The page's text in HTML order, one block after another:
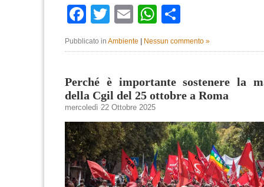
Facebook
TwitterEmailWhatsApp
Pubblicato in Ambiente | Nessun commento »
Perché è importante sostenere la
della Cgil del 25 ottobre a Roma
mercoledì 22 Ottobre 2025